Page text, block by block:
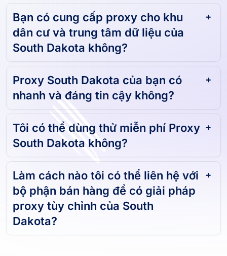
Bạn có cung cấp proxy cho khu
dân cư và trung tâm dữ liệu của
Proxy South Dakota của bạn có
nhanh và đáng tin cậy không?
Tôi có thể dùng thử miễn phí Proxy
South Dakota không?
Làm cách nào tôi có thể liên hệ với
bộ phận bán hàng để có giải pháp
proxy tùy chỉnh của South